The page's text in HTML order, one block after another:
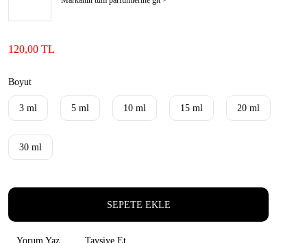
120,00 TL
Boyut
3 ml 5 ml 10 ml 15 ml 20 ml
30 ml
SEPETE EKLE
Yorum Yaz Tavsiye Et